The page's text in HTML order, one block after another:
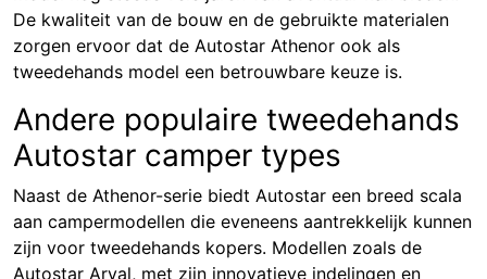
De kwaliteit van de bouw en de gebruikte materialen
zorgen ervoor dat de Autostar Athenor ook als
tweedehands model een betrouwbare keuze is.
Andere populaire tweedehands
Autostar camper types
Naast de Athenor-serie biedt Autostar een breed scala
aan campermodellen die eveneens aantrekkelijk kunnen
zijn voor tweedehands kopers. Modellen zoals de
Autostar Aryal, met zijn innovatieve indelingen en